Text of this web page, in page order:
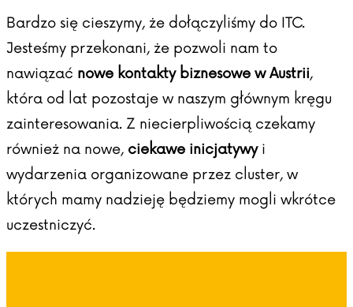
Bardzo się cieszymy, że dołączyliśmy do ITC.
Jesteśmy przekonani, że pozwoli nam to
nawiązać nowe kontakty biznesowe w Austrii,
która od lat pozostaje w naszym głównym kręgu
zainteresowania. Z niecierpliwością czekamy
również na nowe, ciekawe inicjatywyi
wydarzenia organizowane przez cluster, w
których mamy nadzieję będziemy mogli wkrótce
uczestniczyć.